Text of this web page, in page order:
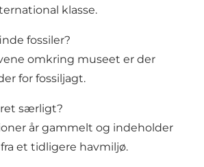
klasse.
fossiler?
omkring museet er der
for fossiljagt.
særligt?
år gammelt og indeholder
et tidligere havmiljø.